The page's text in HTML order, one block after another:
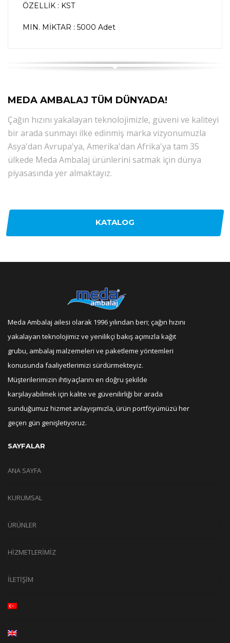
ÖZELLİK : KST
MIN. MİKTAR : 5000 Adet
MEDA AMBALAJ TÜM DÜNYADA!
Çağın hızını yakalayan teknolojimizle, güveni ve kaliteyi
bir arada sunmayı ilke edinmiş marka vizyonumuzla
Asya'dan Avrupa'ya, Amerika'dan Afrika'ya tam 35
ülkede Meda Ambalaj ürünlerini satmak için dünya
piyasasında yer almaktayız.
KATALOG
Meda Ambalaj ailesi olarak 1996 yılından beri; çağın hızını
yakalayan teknolojimiz ve yenilikçi bakış açımızla kağıt
grubu, ambalaj malzemeleri ve paketleme yöntemleri
konusunda faaliyetlerimizi sürdürmekteyiz.
Müşterilerimizin ihtiyaçlarını en doğru şekilde
karşılayabilmek için kalite ve güvenilirliği bir arada
sunduğumuz hizmet anlayışımızla, ürün portföyümüzü her
geçen gün genişletiyoruz.
SAYFALAR
ANA SAYFA
KURUMSAL
ÜRÜNLER
HİZMETLERİMİZ
İLETİŞİM